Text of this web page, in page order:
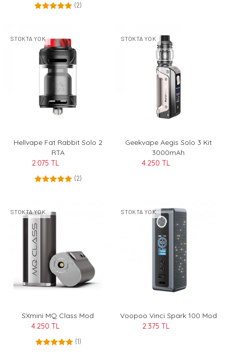
(2)
STOKTA YOK
Hellvape Fat Rabbit Solo 2
RTA
2.075 TL
(2)
STOKTA YOK
Geekvape Aegis Solo 3 Kit
3000mAh
4.250 TL
STOKTA YOK
SXmini MQ Class Mod
4.250 TL
(1)
STOKTA YOK
Voopoo Vinci Spark 100 Mod
2.375 TL